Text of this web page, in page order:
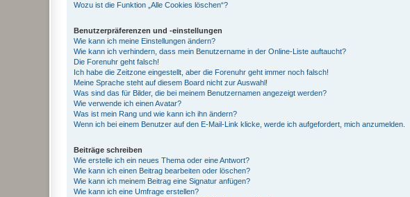
Wozu ist die Funktion „Alle Cookies löschen“?
Benutzerpräferenzen und -einstellungen
Wie kann ich meine Einstellungen ändern?
Wie kann ich verhindern, dass mein Benutzername in der Online-Liste auftaucht?
Die Forenuhr geht falsch!
Ich habe die Zeitzone eingestellt, aber die Forenuhr geht immer noch falsch!
Meine Sprache steht auf diesem Board nicht zur Auswahl!
Was sind das für Bilder, die bei meinem Benutzernamen angezeigt werden?
Wie verwende ich einen Avatar?
Was ist mein Rang und wie kann ich ihn ändern?
Wenn ich bei einem Benutzer auf den E-Mail-Link klicke, werde ich aufgefordert, mich anzumelden.
Beiträge schreiben
Wie erstelle ich ein neues Thema oder eine Antwort?
Wie kann ich einen Beitrag bearbeiten oder löschen?
Wie kann ich meinem Beitrag eine Signatur anfügen?
Wie kann ich eine Umfrage erstellen?